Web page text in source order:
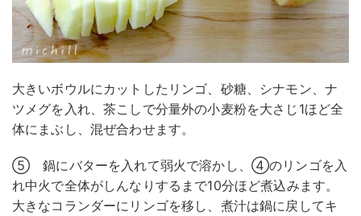
大きいボウルにカットしたリンゴ、砂糖、シナモン、ナ
ツメグを入れ、茶こしで分量外の小麦粉を大さじ1ほど全
体にまぶし、混ぜ合わせます。
⑤ 鍋にバターを入れて弱火で溶かし、④のリンゴを入
れ中火で全体がしんなりするまで10分ほど煮込みます。
大きなコランダーにリンゴを移し、煮汁は鍋に戻してキ